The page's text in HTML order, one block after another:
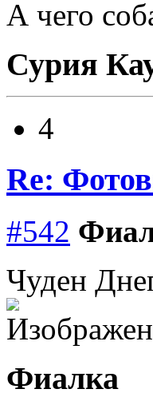
А чего
Сурия
4
Re:
#542
Чуден
Фиалка